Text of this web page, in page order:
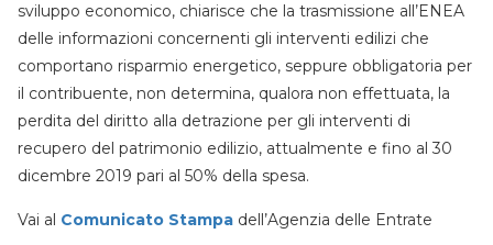
sviluppo economico, chiarisce che la trasmissione all’ENEA
delle informazioni concernenti gli interventi edilizi che
comportano risparmio energetico, seppure obbligatoria per
il contribuente, non determina, qualora non effettuata, la
perdita del diritto alla detrazione per gli interventi di
recupero del patrimonio edilizio, attualmente e fino al 30
dicembre 2019 pari al 50% della spesa.
Vai al Comunicato Stampa dell’Agenzia delle Entrate